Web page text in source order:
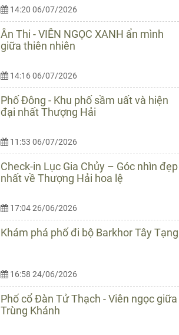
14:20 06/07/2026
Ân Thi - VIÊN NGỌC XANH ẩn mình
giữa thiên nhiên
14:16 06/07/2026
Phố Đông - Khu phố sầm uất và hiện
đại nhất Thượng Hải
11:53 06/07/2026
Check-in Lục Gia Chủy – Góc nhìn đẹp
nhất về Thượng Hải hoa lệ
17:04 26/06/2026
Khám phá phố đi bộ Barkhor Tây Tạng
16:58 24/06/2026
Phố cổ Đàn Tử Thạch - Viên ngọc giữa
Trùng Khánh